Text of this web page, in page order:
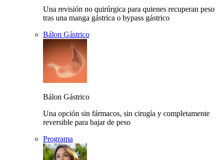
Una revisión no quirúrgica para quienes recuperan peso
tras una manga gástrica o bypass gástrico
Bálon Gástrico
Bálon Gástrico
Una opción sin fármacos, sin cirugía y completamente
reversible para bajar de peso
Programa